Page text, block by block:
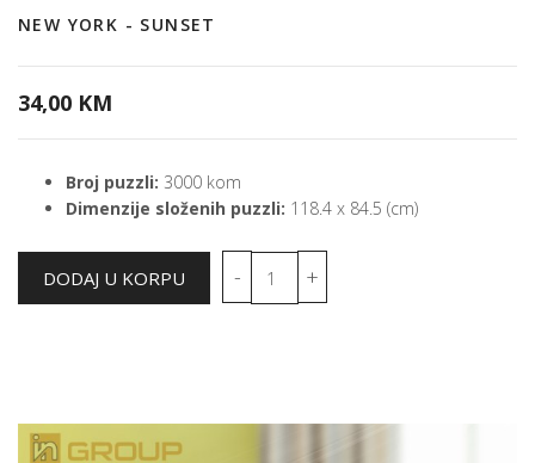
NEW YORK - SUNSET
34,00 KM
Broj puzzli: 3000 kom
Dimenzije složenih puzzli: 118.4 x 84.5 (cm)